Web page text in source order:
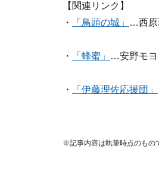
【関連リンク】
・
「鳥頭の城」 …西原
・ 「蜂蜜」 …安野モヨ
・ 「伊藤理佐応援団」
※記事内容は執筆時点のもの